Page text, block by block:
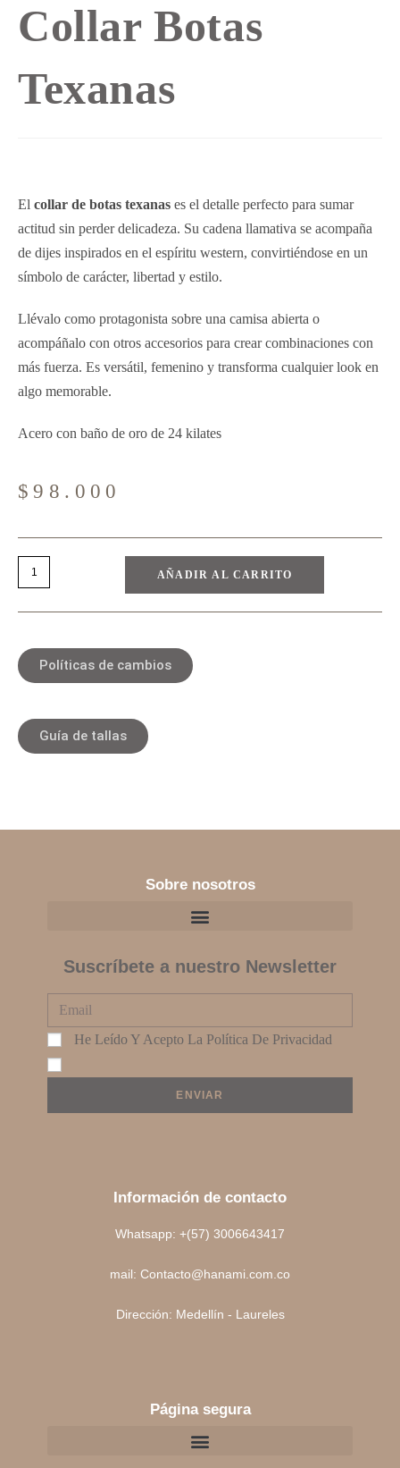
Collar Botas
Texanas
El collar de botas texanas es el detalle perfecto para sumar
actitud sin perder delicadeza. Su cadena llamativa se acompaña
de dijes inspirados en el espíritu western, convirtiéndose en un
símbolo de carácter, libertad y estilo.
Llévalo como protagonista sobre una camisa abierta o
acompáñalo con otros accesorios para crear combinaciones con
más fuerza. Es versátil, femenino y transforma cualquier look en
algo memorable.
Acero con baño de oro de 24 kilates
$98.000
AÑADIR AL CARRITO
Guía de tallas
Políticas de cambios
Sobre nosotros
Suscríbete a nuestro Newsletter
He Leído Y Acepto La Política De Privacidad
ENVIAR
Información de contacto
Whatsapp: +(57) 3006643417
mail: Contacto@hanami.com.co
Dirección: Medellín - Laureles
Página segura